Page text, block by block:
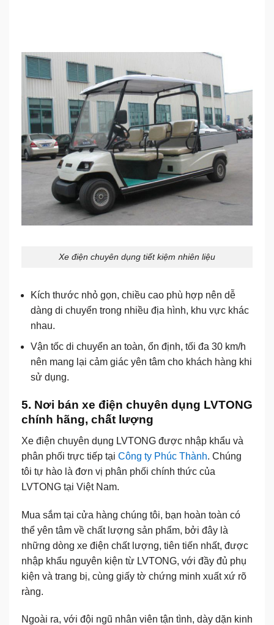
Xe điện chuyên dụng tiết kiệm nhiên liệu
Kích thước nhỏ gọn, chiều cao phù hợp nên dễ
dàng di chuyển trong nhiều địa hình, khu vực khác
nhau.
Vận tốc di chuyển an toàn, ổn định, tối đa 30 km/h
nên mang lại cảm giác yên tâm cho khách hàng khi
sử dụng.
5. Nơi bán xe điện chuyên dụng LVTONG
chính hãng, chất lượng
Xe điện chuyên dụng LVTONG được nhập khẩu và
phân phối trực tiếp tại Công ty Phúc Thành. Chúng
tôi tự hào là đơn vị phân phối chính thức của
LVTONG tại Việt Nam.
Mua sắm tại cửa hàng chúng tôi, bạn hoàn toàn có
thể yên tâm về chất lượng sản phẩm, bởi đây là
những dòng xe điện chất lượng, tiên tiến nhất, được
nhập khẩu nguyên kiện từ LVTONG, với đầy đủ phụ
kiện và trang bị, cùng giấy tờ chứng minh xuất xứ rõ
ràng.
Ngoài ra, với đội ngũ nhân viên tận tình, dày dặn kinh